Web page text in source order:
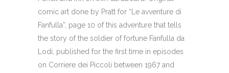
comic art done by Pratt for “Le avventure di
Fanfulla”, page 10 of this adventure that tells
the story of the soldier of fortune Fanfulla da
Lodi, published for the first time in episodes
on Corriere dei Piccoli between 1967 and